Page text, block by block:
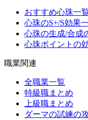
おすすめ心珠一
心珠のS+/S効果
心珠の生成/合成
心珠ポイントの
職業関連
全職業一覧
特級職まとめ
上級職まとめ
ダーマの試練の